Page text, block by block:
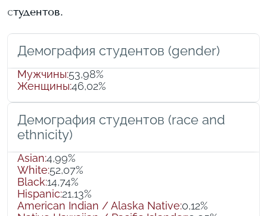
студентов.
Демография студентов (gender)
Мужчины:53,98%
Женщины:46,02%
Демография студентов (race and
ethnicity)
Asian:4,99%
White:52,07%
Black:14,74%
Hispanic:21,13%
American Indian / Alaska Native:0,12%